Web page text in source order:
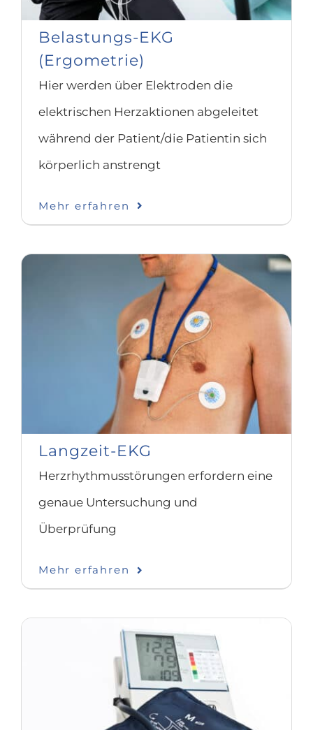
Belastungs-EKG
(Ergometrie)
Hier werden über Elektroden die
elektrischen Herzaktionen abgeleitet
während der Patient/die Patientin sich
körperlich anstrengt
Mehr erfahren
Langzeit-EKG
Herzrhythmusstörungen erfordern eine
genaue Untersuchung und
Überprüfung
Mehr erfahren